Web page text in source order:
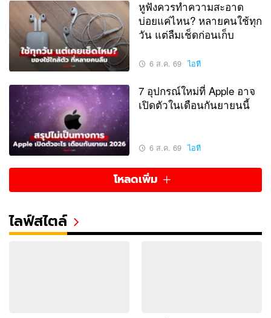
หูฟังควรทำความสะอาด
บ่อยแค่ไหน? หลายคนใช้ทุก
วัน แต่ลืมเช็ดก่อนเก็บ
6 ส.ค. 69 ไอที
7 อุปกรณ์ใหม่ที่ Apple อาจ
เปิดตัวในเดือนกันยายนนี้
6 ส.ค. 69 ไอที
โหลดเพิ่ม
ไลฟ์สไตล์